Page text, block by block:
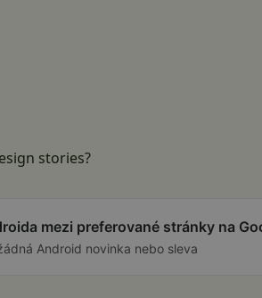
stories?
mezi preferované stránky na
Android novinka nebo sleva